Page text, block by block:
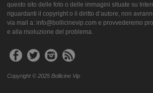
questo sito delle foto o delle immagini situate su
riguardanti il copyright o il diritto d’autore, non
via mail a: info@bollicinevip.com e provvederemo
e alla risoluzione del problema.
Copyright © 2025 Bollicine Vip